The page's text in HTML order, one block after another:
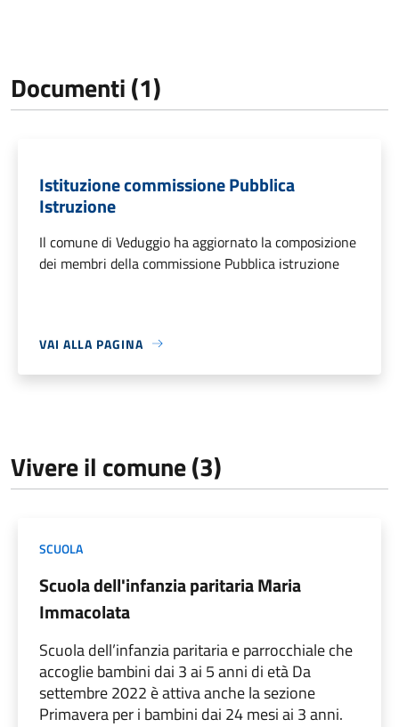
Documenti (1)
Istituzione commissione Pubblica
Istruzione
Il comune di Veduggio ha aggiornato la composizione
dei membri della commissione Pubblica istruzione
VAI ALLA PAGINA
Vivere il comune (3)
SCUOLA
Scuola dell'infanzia paritaria Maria
Immacolata
Scuola dell’infanzia paritaria e parrocchiale che
accoglie bambini dai 3 ai 5 anni di età Da
settembre 2022 è attiva anche la sezione
Primavera per i bambini dai 24 mesi ai 3 anni.